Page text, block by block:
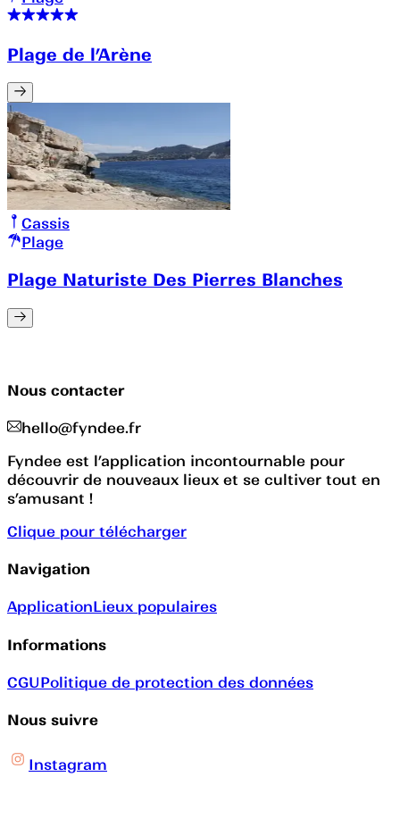
Plage de l’Arène
Cassis
Plage
Plage Naturiste Des Pierres Blanches
Nous contacter
hello@fyndee.fr
Fyndee est l’application incontournable pour
découvrir de nouveaux lieux et se cultiver tout en
s’amusant !
Clique pour télécharger
Navigation
ApplicationLieux populaires
Informations
CGUPolitique de protection des données
Nous suivre
Instagram